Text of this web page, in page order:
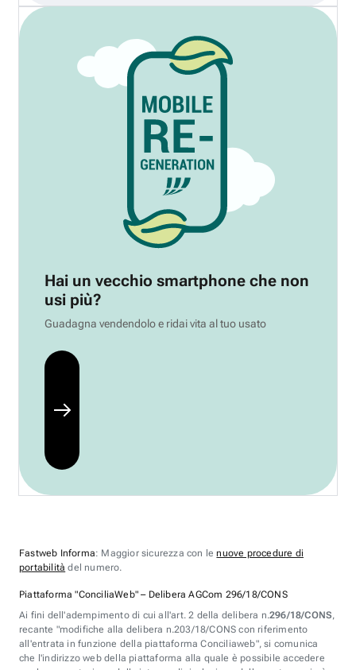
Hai un vecchio smartphone che non
usi più?
Guadagna vendendolo e ridai vita al tuo usato
Fastweb Informa: Maggior sicurezza con lenuove procedure di
portabilità del numero.
Piattaforma "ConciliaWeb" – Delibera AGCom 296/18/CONS
Ai fini dell'adempimento di cui all'art. 2 della delibera n.296/18/CONS,
recante "modifiche alla delibera n.203/18/CONS con riferimento
all'entrata in funzione della piattaforma Conciliaweb", si comunica
che l'indirizzo web della piattaforma alla quale è possibile accedere